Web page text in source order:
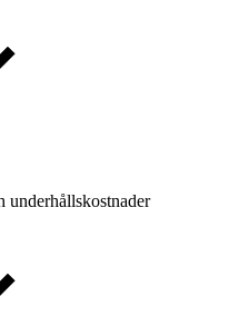
underhållskostnader